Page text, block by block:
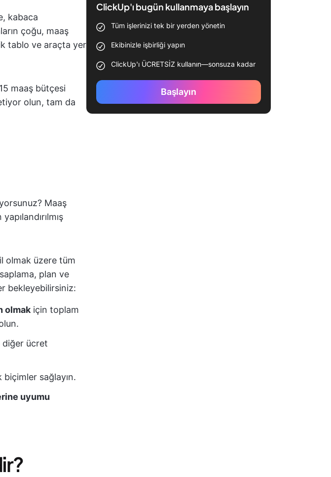
kabaca
çoğu, maaş
tablo ve araçta yer
maaş bütçesi
olun, tam da
Maaş
olmak üzere tüm
plan ve
bekleyebilirsiniz:
olmak için toplam
diğer ücret
biçimler sağlayın.
uyumu
ClickUp'ı bugün kullanmaya başlayın
Tüm işlerinizi tek bir yerden yönetin
Ekibinizle işbirliği yapın
ClickUp'ı ÜCRETSİZ kullanın—sonsuza kadar
Başlayın